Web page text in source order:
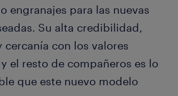
engranajes para las nuevas
Su alta credibilidad,
con los valores
el resto de compañeros es lo
que este nuevo modelo